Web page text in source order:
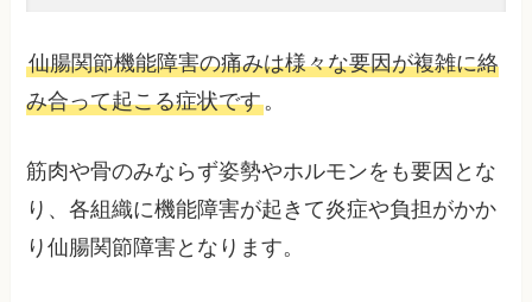
仙腸関節機能障害の痛みは様々な要因が複雑に絡
み合って起こる症状です。
筋肉や骨のみならず姿勢やホルモンをも要因とな
り、各組織に機能障害が起きて炎症や負担がかか
り仙腸関節障害となります。